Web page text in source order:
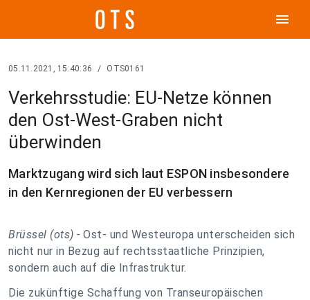
menu
05.11.2021, 15:40:36 / OTS0161
Verkehrsstudie: EU-Netze können
den Ost-West-Graben nicht
überwinden
Marktzugang wird sich laut ESPON insbesondere
in den Kernregionen der EU verbessern
Brüssel (ots) - Ost- und Westeuropa unterscheiden sich
nicht nur in Bezug auf rechtsstaatliche Prinzipien,
sondern auch auf die Infrastruktur.
Die zukünftige Schaffung von Transeuropäischen